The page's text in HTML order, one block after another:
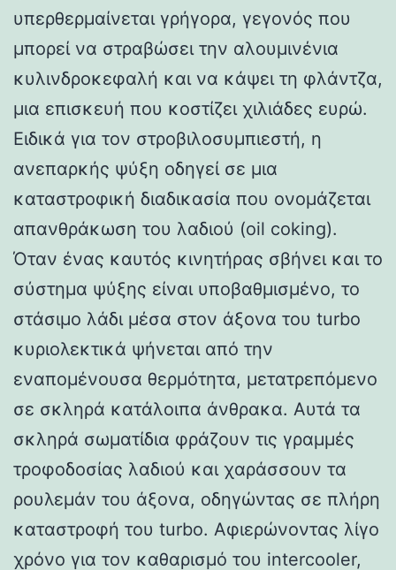
υπερθερμαίνεται γρήγορα, γεγονός που
μπορεί να στραβώσει την αλουμινένια
κυλινδροκεφαλή και να κάψει τη φλάντζα,
μια επισκευή που κοστίζει χιλιάδες ευρώ.
Ειδικά για τον στροβιλοσυμπιεστή, η
ανεπαρκής ψύξη οδηγεί σε μια
καταστροφική διαδικασία που ονομάζεται
απανθράκωση του λαδιού (oil coking).
Όταν ένας καυτός κινητήρας σβήνει και το
σύστημα ψύξης είναι υποβαθμισμένο, το
στάσιμο λάδι μέσα στον άξονα του turbo
κυριολεκτικά ψήνεται από την
εναπομένουσα θερμότητα, μετατρεπόμενο
σε σκληρά κατάλοιπα άνθρακα. Αυτά τα
σκληρά σωματίδια φράζουν τις γραμμές
τροφοδοσίας λαδιού και χαράσσουν τα
ρουλεμάν του άξονα, οδηγώντας σε πλήρη
καταστροφή του turbo. Αφιερώνοντας λίγο
χρόνο για τον καθαρισμό του intercooler,